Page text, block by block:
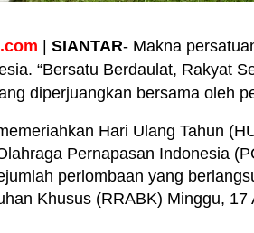
| SIANTAR- Makna
“Bersatu Berdaulat, Rakyat
diperjuangkan bersama oleh
Hari Ulang Tahun
Pernapasan Indonesia
perlombaan yang
Khusus (RRABK) Minggu, 17